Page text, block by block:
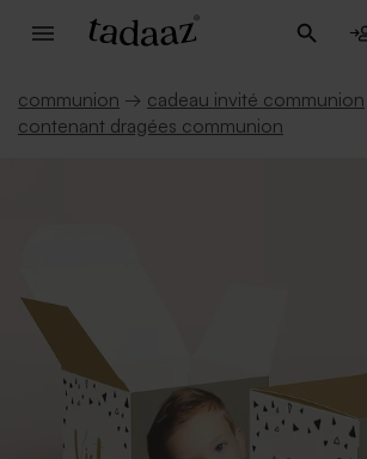
communion → cadeau invité communion
contenant dragées communion